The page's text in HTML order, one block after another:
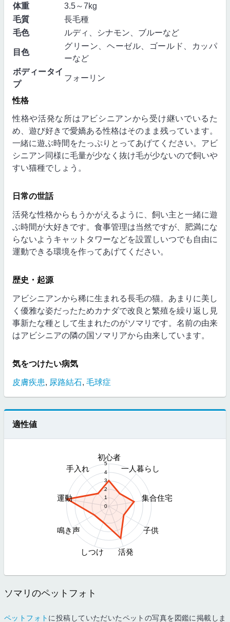
体重
3.5～7kg
毛質
長毛種
毛色
ルディ、シナモン、ブルーなど
目色
グリーン、ヘーゼル、ゴールド、カッパ
ーなど
ボディータイ
プ
フォーリン
性格
性格や活発な所はアビシニアンから受け継いでいるた
め、遊び好きで愛嬌ある性格はそのまま残っています。
一緒に遊ぶ時間をたっぷりとってあげてください。アビ
シニアン同様に毛量が少なく抜け毛が少ないので飼いや
すい猫種でしょう。
日常の世話
活発な性格からもうかがえるように、飼い主と一緒に遊
ぶ時間が大好きです。食事管理は当然ですが、肥満にな
らないようキャットタワーなどを設置しいつでも自由に
運動できる環境を作ってあげてください。
歴史・起源
アビシニアンから稀に生まれる長毛の猫。あまりに美し
く優雅な姿だったためカナダで改良と繁殖を繰り返し見
事新たな種として生まれたのがソマリです。名前の由来
はアビシニアの隣の国ソマリアから由来しています。
気をつけたい病気
皮膚疾患, 尿路結石, 毛球症
適性値
0
1
2
3
4
5
初心者
一人暮らし
集合住宅
子供
活発
しつけ
鳴き声
運動
手入れ
ソマリのペットフォト
ペットフォト に投稿していただいたペットの写真を図鑑に掲載しま